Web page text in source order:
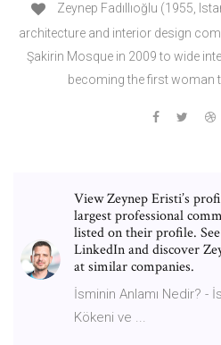
Zeynep Fadıllıoğlu (1955,
architecture and interior design
Şakirin Mosque in 2009 to wide
becoming the first woman
View Zeynep Eristi’s
largest professional
listed on their profile.
LinkedIn and discover
at similar companies.
İsminin Anlamı Nedir? -
Kökeni ve ...